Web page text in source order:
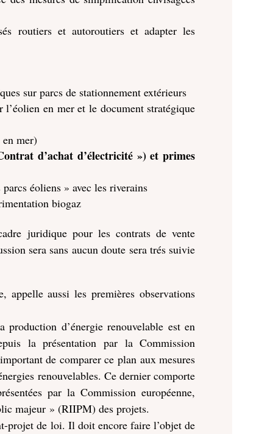
routiers et autoroutiers et adapter les
sur parcs de stationnement extérieurs
en mer et le document stratégique
mer)
d’achat d’électricité ») et primes
éoliens » avec les riverains
biogaz
juridique pour les contrats de vente
sera sans aucun doute sera trés suivie
aussi les premières observations
d’énergie renouvelable est en
la présentation par la Commission
de comparer ce plan aux mesures
renouvelables. Ce dernier comporte
par la Commission européenne,
majeur » (RIIPM) des projets.
projet de loi. Il doit encore faire l’objet de